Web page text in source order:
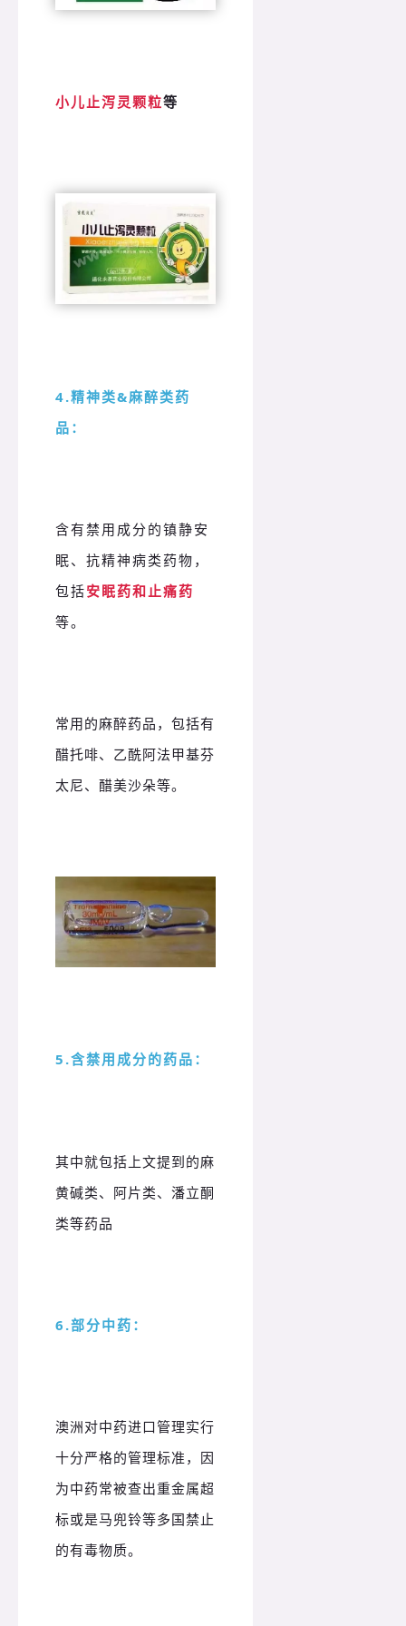
小儿止泻灵颗粒等
4.精神类&麻醉类药
品：
含有禁用成分的镇静安
眠、抗精神病类药物，
包括安眠药和止痛药
等。
常用的麻醉药品，包括有
醋托啡、乙酰阿法甲基芬
太尼、醋美沙朵等。
5.含禁用成分的药品：
其中就包括上文提到的麻
黄碱类、阿片类、潘立酮
类等药品
6.部分中药：
澳洲对中药进口管理实行
十分严格的管理标准，因
为中药常被查出重金属超
标或是马兜铃等多国禁止
的有毒物质。